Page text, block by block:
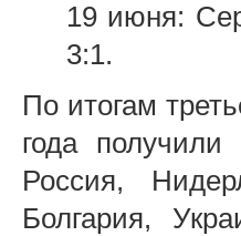
19 июня:
3:1.
По итогам
года
Россия,
Болгария,